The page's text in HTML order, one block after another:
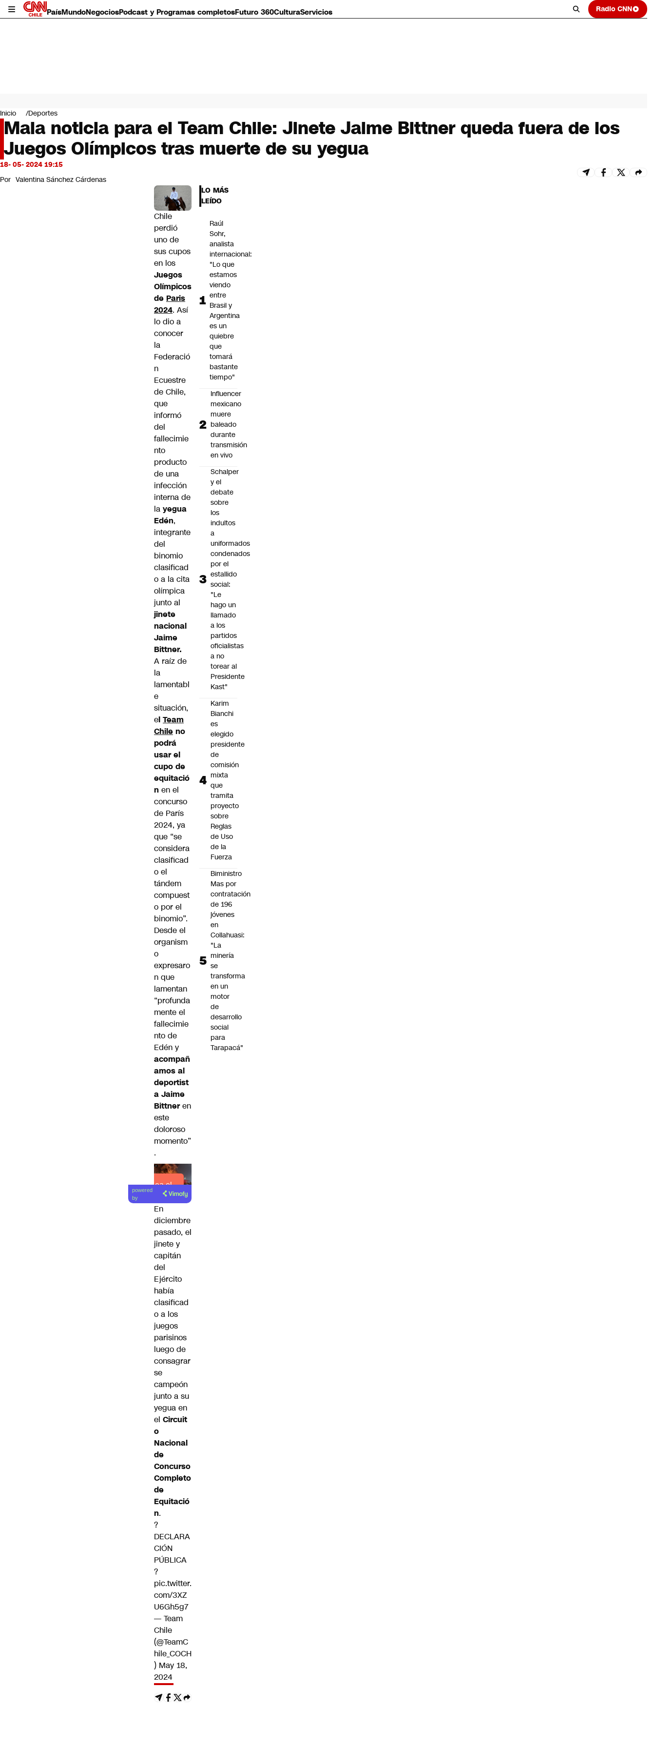
PaísMundoNegociosPodcast y Programas completosFuturo 360CulturaServicios Radio CNN
Mundo
Negocios
Deportes
Programas completos
Cultura
Servicios
Bits
CNN Data
Inicio Deportes
Mala noticia para el Team Chile: Jinete Jaime Bittner queda fuera de los
Juegos Olímpicos tras muerte de su yegua
18- 05- 2024 19:15
Por Valentina Sánchez Cárdenas
Chile
perdió
uno de
sus cupos
en los
Juegos
Olímpicos
de Paris
2024. Así
lo dio a
conocer
la
Federació
n
Ecuestre
de Chile,
que
informó
del
fallecimie
nto
producto
de una
infección
interna de
la yegua
Edén,
integrante
del
binomio
clasificad
o a la cita
olímpica
junto al
jinete
nacional
Jaime
Bittner.
A raíz de
la
lamentabl
e
situación,
el Team
Chile no
podrá
usar el
cupo de
equitació
n en el
concurso
de París
2024, ya
que “se
considera
clasificad
o el
tándem
compuest
o por el
binomio”.
Desde el
organism
o
expresaro
n que
lamentan
“profunda
mente el
fallecimie
nto de
Edén y
acompañ
amos al
deportist
a Jaime
Bittneren
este
doloroso
momento”
.
Lea el
artículo
powered
by
En
diciembre
pasado, el
jinete y
capitán
del
Ejército
había
clasificad
o a los
juegos
parisinos
luego de
consagrar
se
campeón
junto a su
yegua en
el Circuit
o
Nacional
de
Concurso
Completo
de
Equitació
n.
?
DECLARA
CIÓN
PÚBLICA
?
pic.twitter.
com/3XZ
U6Gh5g7
— Team
Chile
(@TeamC
hile_COCH
) May 18,
2024
LO MÁS
LEÍDO
Raúl
Sohr,
analista
internacional:
"Lo que
estamos
viendo
entre
Brasil y
Argentina
es un
quiebre
que
tomará
bastante
tiempo"
Influencer
mexicano
muere
baleado
durante
transmisión
en vivo
Schalper
y el
debate
sobre
los
indultos
a
uniformados
condenados
por el
estallido
social:
"Le
hago un
llamado
a los
partidos
oficialistas
a no
torear al
Presidente
Kast"
Karim
Bianchi
es
elegido
presidente
de
comisión
mixta
que
tramita
proyecto
sobre
Reglas
de Uso
de la
Fuerza
Biministro
Mas por
contratación
de 196
jóvenes
en
Collahuasi:
"La
minería
se
transforma
en un
motor
de
desarrollo
social
para
Tarapacá"